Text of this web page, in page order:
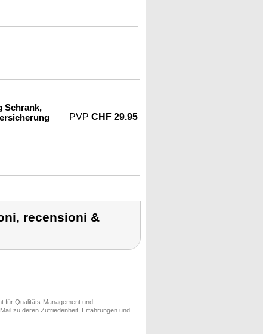
Schrank,
PVP CHF 29.95
recensioni &
für Qualitäts-Management und
zu deren Zufriedenheit, Erfahrungen und